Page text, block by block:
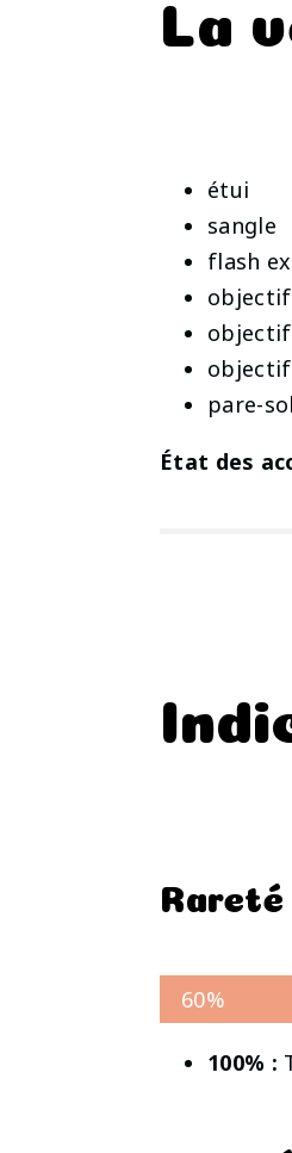
La
étui
sangle
flash
objectif
objectif
objectif
pare-
État des
Rareté
60%
100% :